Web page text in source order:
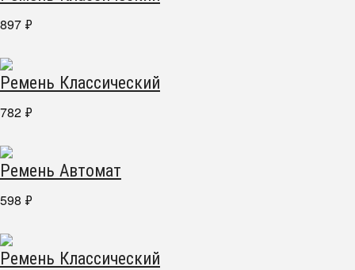
897 ₽
Ремень Классический
782 ₽
Ремень Автомат
598 ₽
Ремень Классический